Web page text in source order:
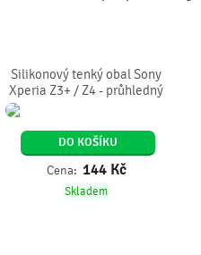
Silikonový tenký obal Sony
Xperia Z3+ / Z4 - průhledný
DO KOŠÍKU
Cena: 144 Kč
Skladem